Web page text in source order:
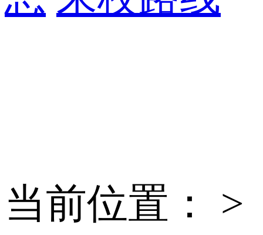
当前位置：
>